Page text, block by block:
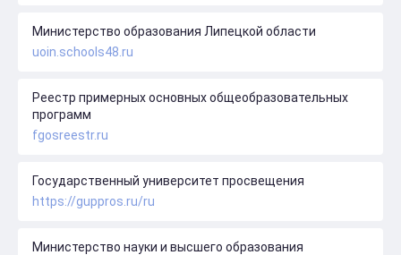
Министерство образования Липецкой области
uoin.schools48.ru
Реестр примерных основных общеобразовательных
программ
fgosreestr.ru
Государственный университет просвещения
https://guppros.ru/ru
Министерство науки и высшего образования